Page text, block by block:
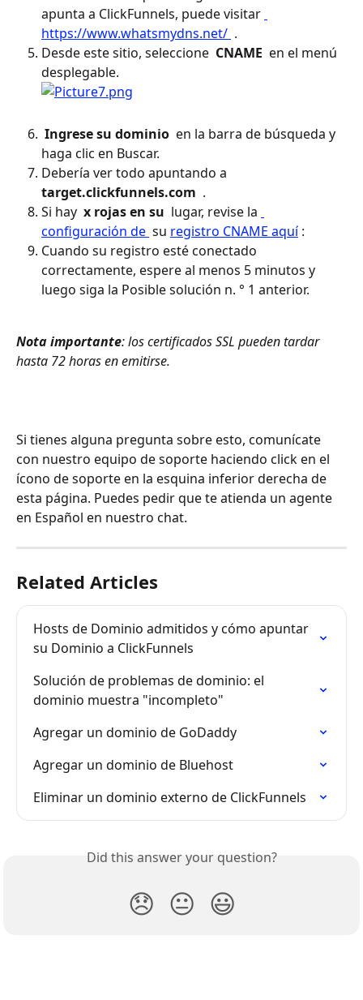
apunta a ClickFunnels, puede visitar
https://www.whatsmydns.net/ .
Desde este sitio, seleccione CNAME en el menú
desplegable.
Ingrese su dominio en la barra de búsqueda y
haga clic en Buscar.
Debería ver todo apuntando a
target.clickfunnels.com .
Si hay x rojas en su lugar, revise la
configuración de su registro CNAME aquí :
Cuando su registro esté conectado
correctamente, espere al menos 5 minutos y
luego siga la Posible solución n. ° 1 anterior.
Nota importante: los certificados SSL pueden tardar
hasta 72 horas en emitirse.
Si tienes alguna pregunta sobre esto, comunícate
con nuestro equipo de soporte haciendo click en el
ícono de soporte en la esquina inferior derecha de
esta página. Puedes pedir que te atienda un agente
en Español en nuestro chat.
Related Articles
Hosts de Dominio admitidos y cómo apuntar
su Dominio a ClickFunnels
Solución de problemas de dominio: el
dominio muestra "incompleto"
Agregar un dominio de GoDaddy
Agregar un dominio de Bluehost
Eliminar un dominio externo de ClickFunnels
Did this answer your question?
😞 😐 😃